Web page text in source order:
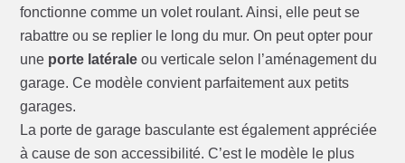
fonctionne comme un volet roulant. Ainsi, elle peut se
rabattre ou se replier le long du mur. On peut opter pour
une porte latérale ou verticale selon l’aménagement du
garage. Ce modèle convient parfaitement aux petits
garages.
La porte de garage basculante est également appréciée
à cause de son accessibilité. C’est le modèle le plus